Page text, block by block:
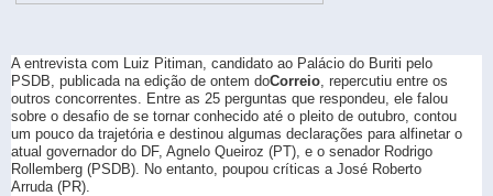
A entrevista com Luiz Pitiman, candidato ao Palácio do Buriti pelo
PSDB, publicada na edição de ontem doCorreio , repercutiu entre os
outros concorrentes. Entre as 25 perguntas que respondeu, ele falou
sobre o desafio de se tornar conhecido até o pleito de outubro, contou
um pouco da trajetória e destinou algumas declarações para alfinetar o
atual governador do DF, Agnelo Queiroz (PT), e o senador Rodrigo
Rollemberg (PSDB). No entanto, poupou críticas a José Roberto
Arruda (PR).